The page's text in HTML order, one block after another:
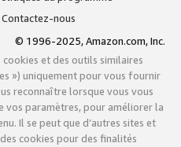
Contactez-nous
© 1996-2025, Amazon.com, Inc.
cookies et des outils similaires
») uniquement pour vous fournir
reconnaître lorsque vous vous
vos paramètres, pour améliorer la
Il se peut que d’autres sites et
cookies pour des finalités